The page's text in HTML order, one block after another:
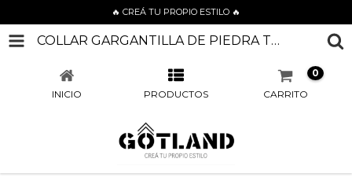
🔥 CREÁ TU PROPIO ESTILO 🔥
COLLAR GARGANTILLA DE PIEDRA TURQUESA
INICIO PRODUCTOS CARRITO
0